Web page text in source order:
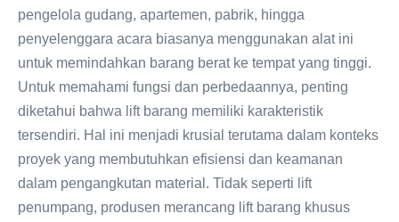
pengelola gudang, apartemen, pabrik, hingga
penyelenggara acara biasanya menggunakan alat ini
untuk memindahkan barang berat ke tempat yang tinggi.
Untuk memahami fungsi dan perbedaannya, penting
diketahui bahwa lift barang memiliki karakteristik
tersendiri. Hal ini menjadi krusial terutama dalam konteks
proyek yang membutuhkan efisiensi dan keamanan
dalam pengangkutan material. Tidak seperti lift
penumpang, produsen merancang lift barang khusus